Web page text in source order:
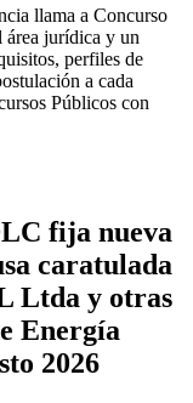
llama a Concurso
área jurídica y un
perfiles de
a cada
Públicos con
fija nueva
caratulada
Ltda y otras
Energía
2026